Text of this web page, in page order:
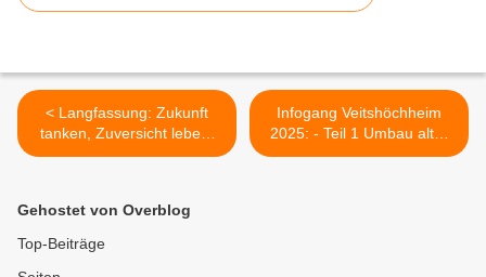
< Langfassung: Zukunft
tanken, Zuversicht leben:
Jahresforum der Kfz-Innung
begeistert mit Innovation,
Motivation und Humor
Infogang Veitshöchheim
2025: - Teil 1 Umbau alter
Busparkplatz Parkstraße >
Gehostet von Overblog
Top-Beiträge